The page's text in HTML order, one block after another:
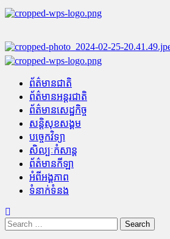
Skip
to
Primary
ព័ត៌មានជាតិ
ព័ត៌មានអន្តរជាតិ
ព័ត៌មានសេដ្ឋកិច្ច
សន្តិសុខសង្គម
បច្ចេកវិទ្យា
សិល្បៈកំសាន្ត
ព័ត៌មានកីឡា
អំពីអង្គភាព
ទំនាក់ទំនង
Search
for: